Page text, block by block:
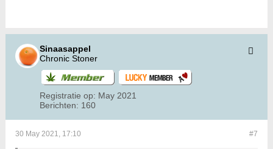
Sinaasappel
Chronic Stoner
Registratie op: May 2021
Berichten: 160
#7
30 May 2021, 17:10